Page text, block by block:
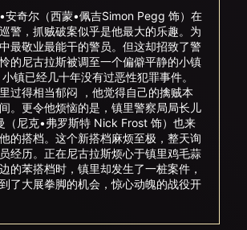
奇尔（西蒙•佩吉Simon Pegg 饰）在
警，抓贼破案似乎是他最大的乐趣。为
最敬业最能干的警员。但这却招致了警
的尼古拉斯被调至一个偏僻平静的小镇
已经几十年没有过恶性犯罪事件。
过得相当郁闷 ，他觉得自己的擒贼本
。更令他烦恼的是，镇里警察局局长儿
（尼克•弗罗斯特 Nick Frost 饰）也来
的搭档。这个新搭档麻烦至极，整天询
经历。正在尼古拉斯烦心于镇里鸡毛蒜
的苯搭档时，镇里却发生了一桩案件，
了大展拳脚的机会，惊心动魄的战役开